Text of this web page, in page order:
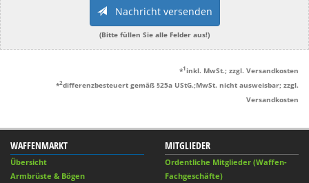
Nachricht versenden
(Bitte füllen Sie alle Felder aus!)
*1inkl. MwSt.; zzgl. Versandkosten
*2differenzbesteuert gemäß §25a UStG.;MwSt. nicht ausweisbar; zzgl.
Versandkosten
WAFFENMARKT
Übersicht
Armbrüste & Bögen
MITGLIEDER
Ordentliche Mitglieder (Waffen-
Fachgeschäfte)